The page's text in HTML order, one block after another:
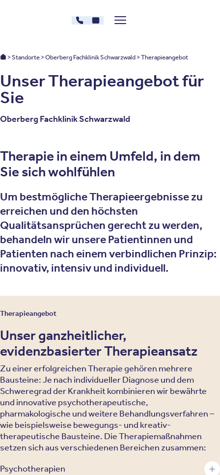
07833 - 58995180
Kontakt
Menü zeigen/verstecken
Oberberg Kliniken: Startseite
Standorte Oberberg Fachklinik Schwarzwald Therapieangebot
Unser Therapieangebot für
Sie
Oberberg Fachklinik Schwarzwald
Therapie in einem Umfeld, in dem
Sie sich wohlfühlen
Um bestmögliche Therapieergebnisse zu
erreichen und den höchsten
Qualitätsansprüchen gerecht zu werden,
behandeln wir unsere Patientinnen und
Patienten nach einem verbindlichen Prinzip:
innovativ, intensiv und individuell.
Therapieangebot
Unser ganzheitlicher,
evidenzbasierter Therapieansatz
Zu einer erfolgreichen Therapie gehören mehrere
Bausteine: Je nach individueller Diagnose und dem
Schweregrad der Krankheit kombinieren wir bewährte
und innovative psychotherapeutische,
pharmakologische und weitere Behandlungsverfahren –
wie beispielsweise bewegungs- und kreativ-
therapeutische Bausteine. Die Therapiemaßnahmen
setzen sich aus verschiedenen Bereichen zusammen:
Psychotherapien